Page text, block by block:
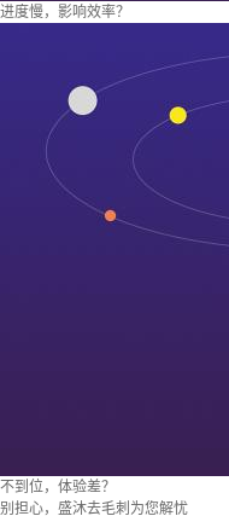
进度慢，影响效率？
不到位，体验差？
别担心，盛沐去毛刺为您解忧